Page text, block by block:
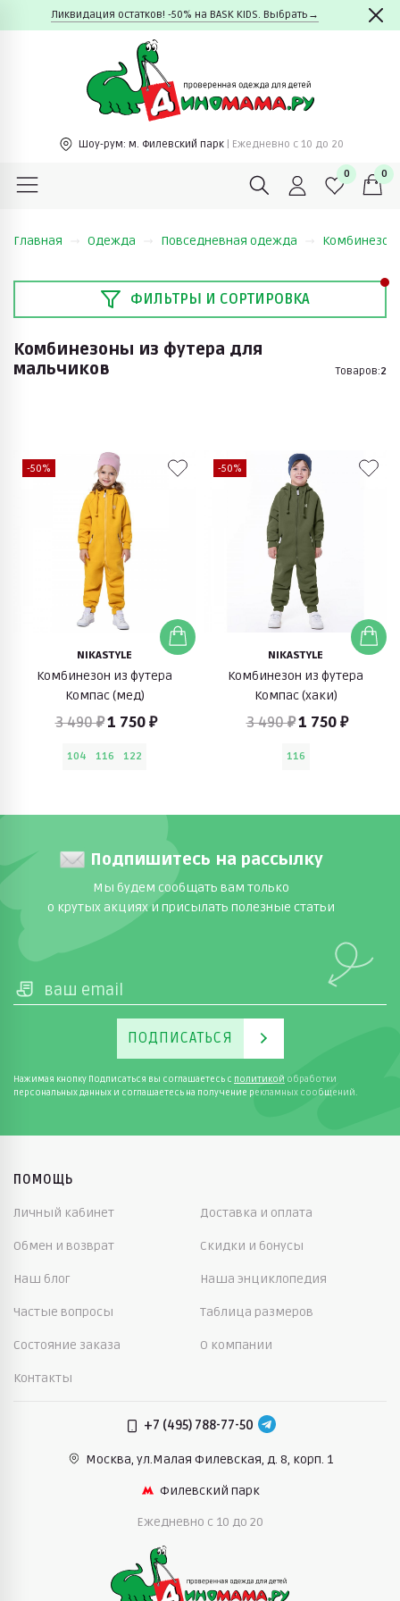
Ликвидация остатков! -50% на BASK KIDS. Выбрать→
Шоу-рум: м. Филевский парк | Ежедневно c 10 до 20
0 0
Главная Одежда Повседневная одежда
ФИЛЬТРЫ И СОРТИРОВКА
Комбинезоны из футера для
мальчиков
Товаров:2
-50%
NIKASTYLE
Комбинезон из футера
Компас (мед)
3 490 ₽1 750 ₽
104 116 122
-50%
NIKASTYLE
Комбинезон из футера
Компас (хаки)
3 490 ₽1 750 ₽
116
Подпишитесь на рассылку
Мы будем сообщать вам только
о крутых акциях и присылать полезные статьи
ПОДПИСАТЬСЯ
Нажимая кнопку Подписаться вы соглашаетесь с политикой обработки
персональных данных и соглашаетесь на получение рекламных сообщений.
ПОМОЩЬ
Личный кабинет Доставка и оплата
Обмен и возврат Скидки и бонусы
Наш блог Наша энциклопедия
Частые вопросы Таблица размеров
Состояние заказа О компании
Контакты
+7 (495) 788-77-50
Москва, ул.Малая Филевская, д. 8, корп. 1
Филевский парк
Ежедневно c 10 до 20